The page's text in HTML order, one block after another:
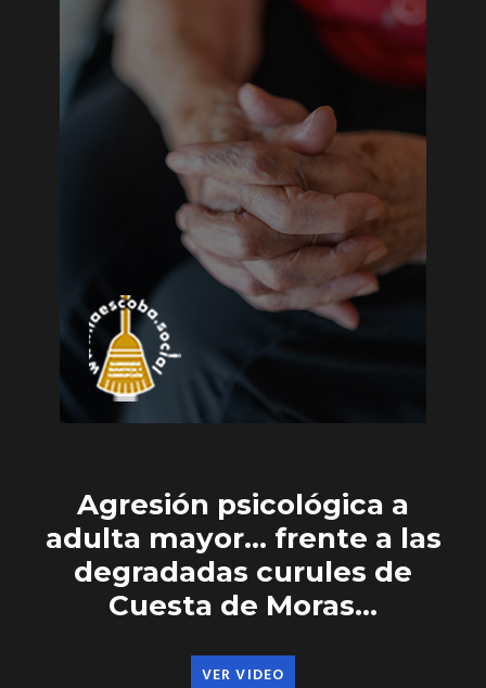
Agresión psicológica a
adulta mayor… frente a las
degradadas curules de
Cuesta de Moras…
VER VIDEO